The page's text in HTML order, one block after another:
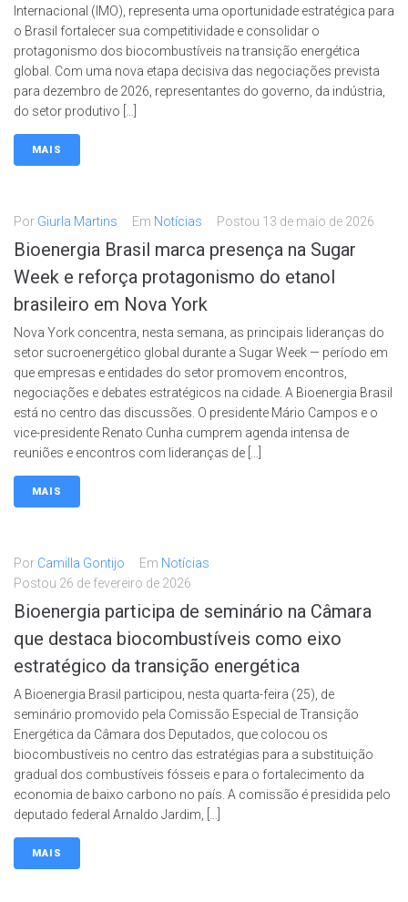
Internacional (IMO), representa uma oportunidade estratégica para
o Brasil fortalecer sua competitividade e consolidar o
protagonismo dos biocombustíveis na transição energética
global. Com uma nova etapa decisiva das negociações prevista
para dezembro de 2026, representantes do governo, da indústria,
do setor produtivo […]
MAIS
Por Giurla Martins Em Notícias Postou 13 de maio de 2026
Bioenergia Brasil marca presença na Sugar
Week e reforça protagonismo do etanol
brasileiro em Nova York
Nova York concentra, nesta semana, as principais lideranças do
setor sucroenergético global durante a Sugar Week — período em
que empresas e entidades do setor promovem encontros,
negociações e debates estratégicos na cidade. A Bioenergia Brasil
está no centro das discussões. O presidente Mário Campos e o
vice-presidente Renato Cunha cumprem agenda intensa de
reuniões e encontros com lideranças de […]
MAIS
Por Camilla Gontijo Em Notícias
Postou 26 de fevereiro de 2026
Bioenergia participa de seminário na Câmara
que destaca biocombustíveis como eixo
estratégico da transição energética
A Bioenergia Brasil participou, nesta quarta-feira (25), de
seminário promovido pela Comissão Especial de Transição
Energética da Câmara dos Deputados, que colocou os
biocombustíveis no centro das estratégias para a substituição
gradual dos combustíveis fósseis e para o fortalecimento da
economia de baixo carbono no país. A comissão é presidida pelo
deputado federal Arnaldo Jardim, […]
MAIS